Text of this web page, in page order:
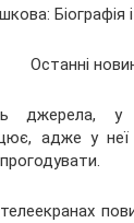
Останні
джерела, у
адже у неї